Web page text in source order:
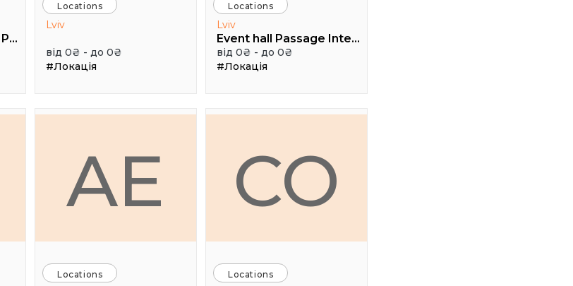
Дуже висока кухня / Pretty High Kitchen
Locations
Lviv
від 0₴ - до 0₴
#Локація
Locations
Lviv
Event hall Passage Interdit
від 0₴ - до 0₴
#Локація
AE
Locations
CO
Locations